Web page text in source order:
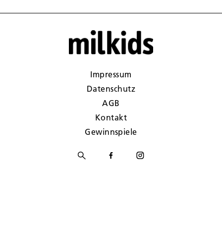
Impressum
Datenschutz
AGB
Kontakt
Gewinnspiele